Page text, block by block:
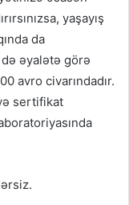
yaşayış
da
də əyalətə görə
avro civarındadır.
sertifikat